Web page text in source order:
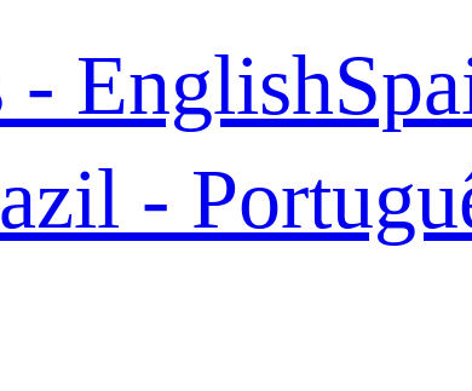
- English
-